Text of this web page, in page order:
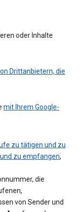
oder Inhalte
Drittanbietern, die
mit Ihrem Google-
zu tätigen und zu
zu empfangen,
die
von Sender und